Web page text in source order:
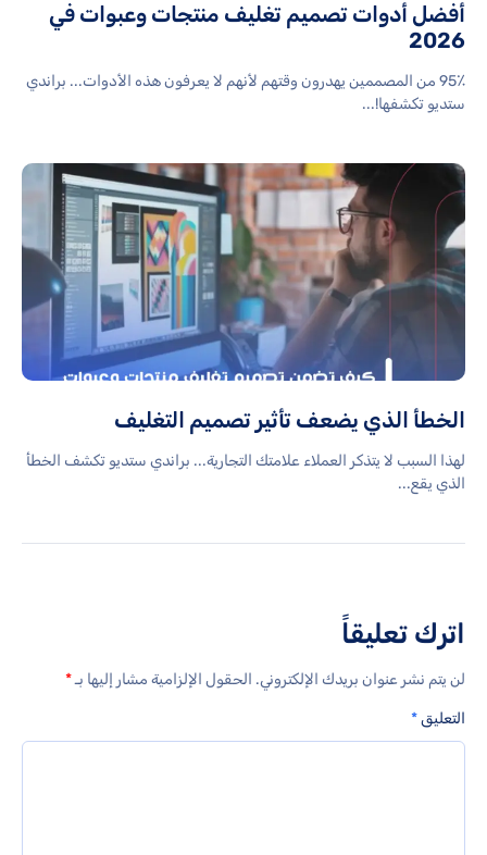
أفضل أدوات تصميم تغليف منتجات وعبوات في
2026
95٪ من المصممين يهدرون وقتهم لأنهم لا يعرفون هذه الأدوات... براندي
ستديو تكشفها!...
الخطأ الذي يضعف تأثير تصميم التغليف
لهذا السبب لا يتذكر العملاء علامتك التجارية... براندي ستديو تكشف الخطأ
الذي يقع...
اترك تعليقاً
لن يتم نشر عنوان بريدك الإلكتروني. الحقول الإلزامية مشار إليها بـ*
التعليق*